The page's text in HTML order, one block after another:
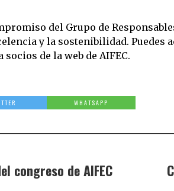
del Grupo de
y la sostenibilidad. Puedes
de la web de AIFEC.
WHATSAPP
congreso de AIFEC